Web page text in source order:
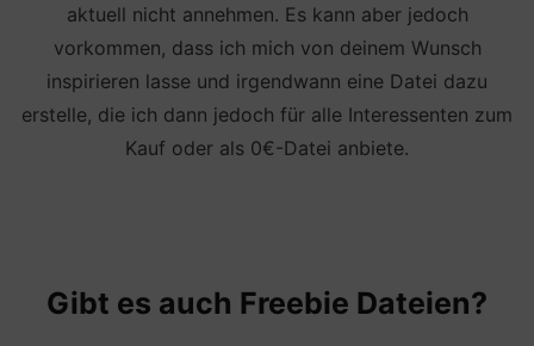
aktuell nicht annehmen. Es kann aber jedoch
vorkommen, dass ich mich von deinem Wunsch
inspirieren lasse und irgendwann eine Datei dazu
erstelle, die ich dann jedoch für alle Interessenten zum
Kauf oder als 0€-Datei anbiete.
Gibt es auch Freebie Dateien?